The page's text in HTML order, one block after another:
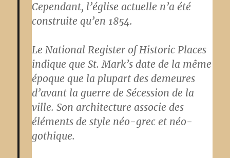
Cependant, l’église actuelle n’a été
construite qu’en 1854.
Le National Register of Historic Places
indique que St. Mark’s date de la même
époque que la plupart des demeures
d’avant la guerre de Sécession de la
ville. Son architecture associe des
éléments de style néo-grec et néo-
gothique.